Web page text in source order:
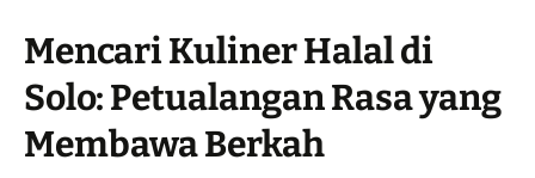
Mencari Kuliner Halal di
Solo: Petualangan Rasa yang
Membawa Berkah